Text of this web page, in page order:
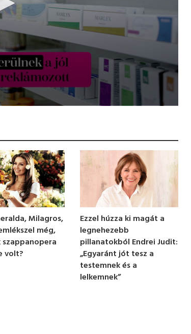
Milagros,
még,
szappanopera
volt?
Ezzel húzza ki magát a
legnehezebb
pillanatokból Endrei Judit:
„Egyaránt jót tesz a
testemnek és a
lelkemnek”